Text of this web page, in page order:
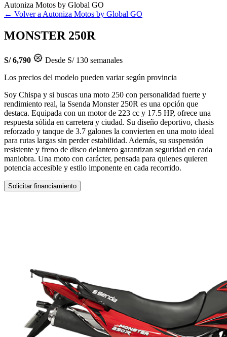
Autoniza Motos by Global GO
← Volver a Autoniza Motos by Global GO
MONSTER 250R
S/ 6,790
Desde S/ 130 semanales
Los precios del modelo pueden variar según provincia
Soy Chispa y si buscas una moto 250 con personalidad fuerte y
rendimiento real, la Ssenda Monster 250R es una opción que
destaca. Equipada con un motor de 223 cc y 17.5 HP, ofrece una
respuesta sólida en carretera y ciudad. Su diseño deportivo, chasis
reforzado y tanque de 3.7 galones la convierten en una moto ideal
para rutas largas sin perder estabilidad. Además, su suspensión
resistente y freno de disco delantero garantizan seguridad en cada
maniobra. Una moto con carácter, pensada para quienes quieren
potencia accesible y estilo imponente en cada recorrido.
Solicitar financiamiento